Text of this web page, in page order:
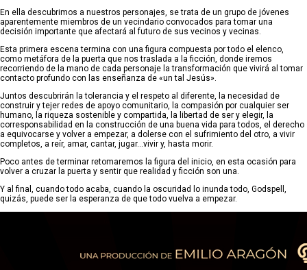
En ella descubrimos a nuestros personajes, se trata de un grupo de jóvenes
aparentemente miembros de un vecindario convocados para tomar una
decisión importante que afectará al futuro de sus vecinos y vecinas.
Esta primera escena termina con una figura compuesta por todo el elenco,
como metáfora de la puerta que nos traslada a la ficción, donde iremos
recorriendo de la mano de cada personaje la transformación que vivirá al tomar
contacto profundo con las enseñanza de «un tal Jesús».
Juntos descubrirán la tolerancia y el respeto al diferente, la necesidad de
construir y tejer redes de apoyo comunitario, la compasión por cualquier ser
humano, la riqueza sostenible y compartida, la libertad de ser y elegir, la
corresponsabilidad en la construcción de una buena vida para todos, el derecho
a equivocarse y volver a empezar, a dolerse con el sufrimiento del otro, a vivir
completos, a reír, amar, cantar, jugar…vivir y, hasta morir.
Poco antes de terminar retomaremos la figura del inicio, en esta ocasión para
volver a cruzar la puerta y sentir que realidad y ficción son una.
Y al final, cuando todo acaba, cuando la oscuridad lo inunda todo, Godspell,
quizás, puede ser la esperanza de que todo vuelva a empezar.